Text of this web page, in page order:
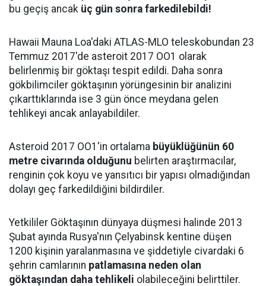
bu geçiş ancak üç gün sonra farkedilebildi!
Hawaii Mauna Loa'daki ATLAS-MLO teleskobundan 23
Temmuz 2017'de asteroit 2017 OO1 olarak
belirlenmiş bir göktaşı tespit edildi. Daha sonra
gökbilimciler göktaşının yörüngesinin bir analizini
çıkarttıklarında ise 3 gün önce meydana gelen
tehlikeyi ancak anlayabildiler.
Asteroid 2017 OO1'in ortalama büyüklüğünün 60
metre civarında olduğunu belirten araştırmacılar,
renginin çok koyu ve yansıtıcı bir yapısı olmadığından
dolayı geç farkedildiğini bildirdiler.
Yetkililer Göktaşının dünyaya düşmesi halinde 2013
Şubat ayında Rusya'nın Çelyabinsk kentine düşen
1200 kişinin yaralanmasına ve şiddetiyle civardaki 6
şehrin camlarının patlamasına neden olan
göktaşından daha tehlikeli olabileceğini belirttiler.